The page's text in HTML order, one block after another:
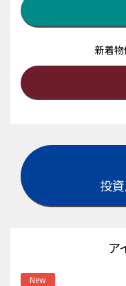
新着物
投
ア
New